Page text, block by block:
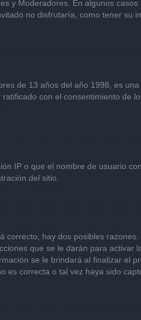
y Moderadores. En algunos
no disfrutaría, como tener
de 13 años del año 1998, es
con el consentimiento
IP o que el nombre de usuario
del sitio.
hay dos posibles
que se le darán para
se le brindará al finalizar el
es correcta o tal vez haya sido